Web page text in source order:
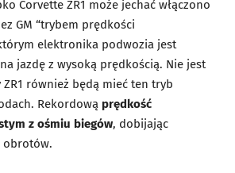
Corvette ZR1 może jechać włączono
GM “trybem prędkości
elektronika podwozia jest
jazdę z wysoką prędkością. Nie jest
ZR1 również będą mieć ten tryb
Rekordową prędkość
z ośmiu biegów, dobijając
obrotów.